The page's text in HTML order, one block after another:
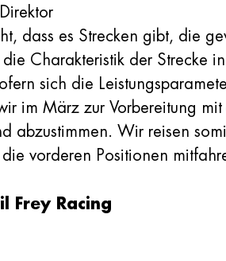
dass es Strecken gibt, die
Charakteristik der Strecke
sich die
im März zur Vorbereitung mit
abzustimmen. Wir reisen
vorderen Positionen
Frey Racing